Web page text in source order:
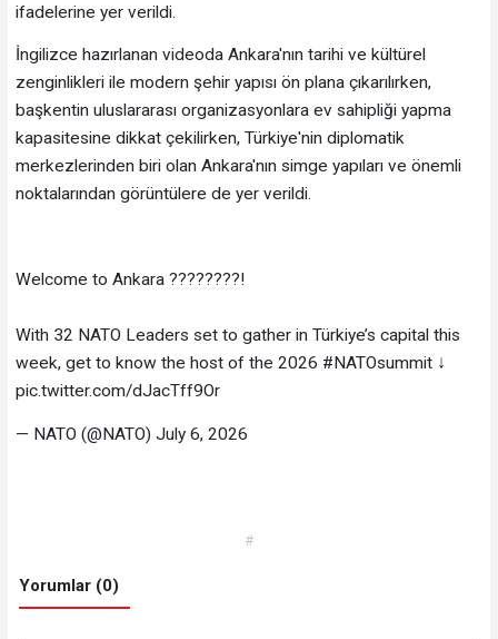
ifadelerine yer verildi.
İngilizce hazırlanan videoda Ankara'nın tarihi ve kültürel
zenginlikleri ile modern şehir yapısı ön plana çıkarılırken,
başkentin uluslararası organizasyonlara ev sahipliği yapma
kapasitesine dikkat çekilirken, Türkiye'nin diplomatik
merkezlerinden biri olan Ankara'nın simge yapıları ve önemli
noktalarından görüntülere de yer verildi.
Welcome to Ankara ????????!
With 32 NATO Leaders set to gather in Türkiye’s capital this
week, get to know the host of the 2026 #NATOsummit ↓
pic.twitter.com/dJacTff9Or
— NATO (@NATO) July 6, 2026
#
Yorumlar (0)